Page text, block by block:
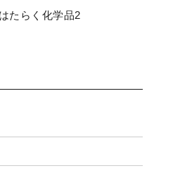
たらく化学品2